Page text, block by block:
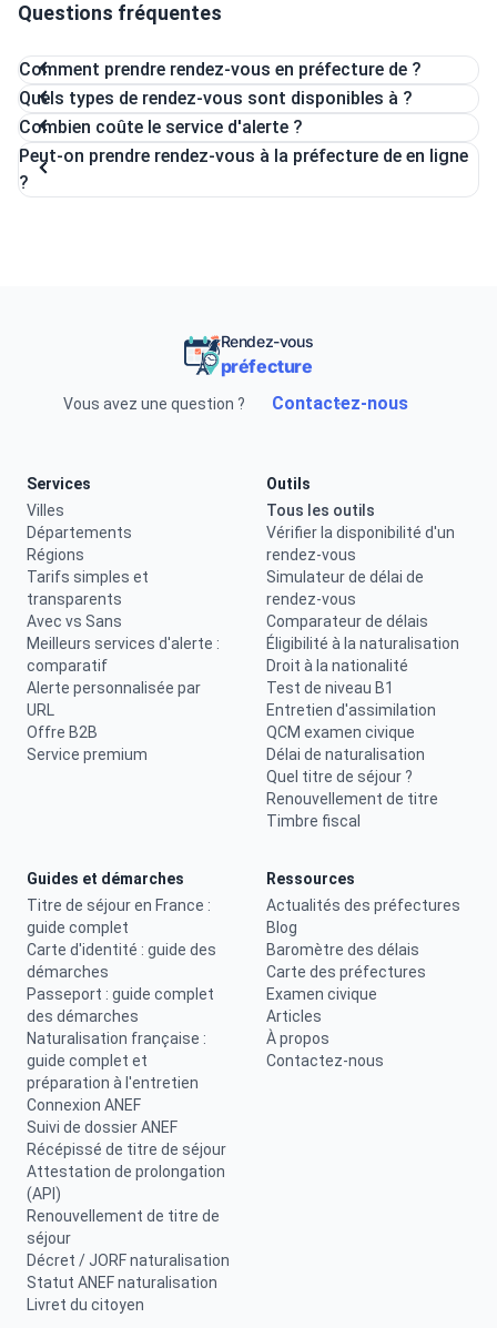
Questions fréquentes
Comment prendre rendez-vous en préfecture de ?
Quels types de rendez-vous sont disponibles à ?
Combien coûte le service d'alerte ?
Peut-on prendre rendez-vous à la préfecture de en ligne
?
Rendez-vous
préfecture
Vous avez une question ? Contactez-nous
Services
Villes
Départements
Régions
Tarifs simples et
transparents
Avec vs Sans
Meilleurs services d'alerte :
comparatif
Alerte personnalisée par
URL
Offre B2B
Service premium
Outils
Tous les outils
Vérifier la disponibilité d'un
rendez-vous
Simulateur de délai de
rendez-vous
Comparateur de délais
Éligibilité à la naturalisation
Droit à la nationalité
Test de niveau B1
Entretien d'assimilation
QCM examen civique
Délai de naturalisation
Quel titre de séjour ?
Renouvellement de titre
Timbre fiscal
Guides et démarches
Titre de séjour en France :
guide complet
Carte d'identité : guide des
démarches
Passeport : guide complet
des démarches
Naturalisation française :
guide complet et
préparation à l'entretien
Connexion ANEF
Suivi de dossier ANEF
Récépissé de titre de séjour
Attestation de prolongation
(API)
Renouvellement de titre de
séjour
Décret / JORF naturalisation
Statut ANEF naturalisation
Livret du citoyen
Ressources
Actualités des préfectures
Blog
Baromètre des délais
Carte des préfectures
Examen civique
Articles
À propos
Contactez-nous